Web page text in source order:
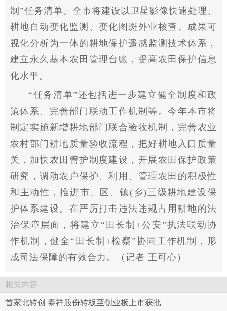
制”任务清单。全市将建设以卫星影像快速处理、
耕地自动变化监测、变化图斑外业核查、成果可
视化分析为一体的耕地保护遥感监测技术体系，
建立永久基本农田管理台账，提高农田保护信息
化水平。
“任务清单”还包括进一步建立健全制度和政
策体系、完善部门联动工作机制等。今年本市将
制定实施新增耕地部门联合验收机制，完善农业
农村部门耕地质量验收流程，把好耕地入口质量
关，加快农田管护制度建设，开展农田保护政策
研究，调动农户保护、利用、管理农田的积极性
和主动性 ，推进市、区、镇(乡)三级耕地建设保
护体系建设。在严厉打击违法违规占用耕地的法
治保障层面，将建立“田长制+公安”执法联动协
作机制，健全“田长制+检察”协同工作机制，形
成司法保障的有效合力。（记者 王可心）
相关内容
首家北转创 泰祥股份转板至创业板上市获批